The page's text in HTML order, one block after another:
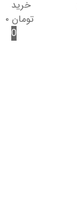
خرید
تومان۰
0